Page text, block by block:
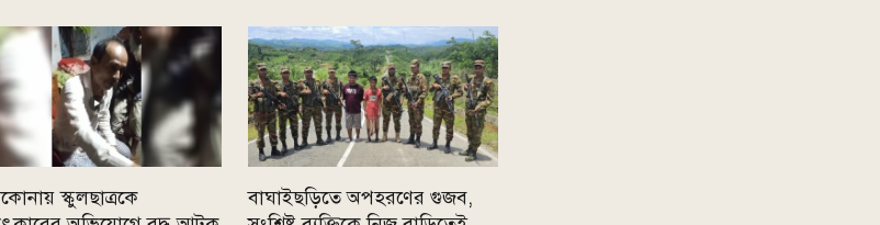
স্কুলছাত্রকে
বাঘাইছড়িতে অপহরণের গুজব,